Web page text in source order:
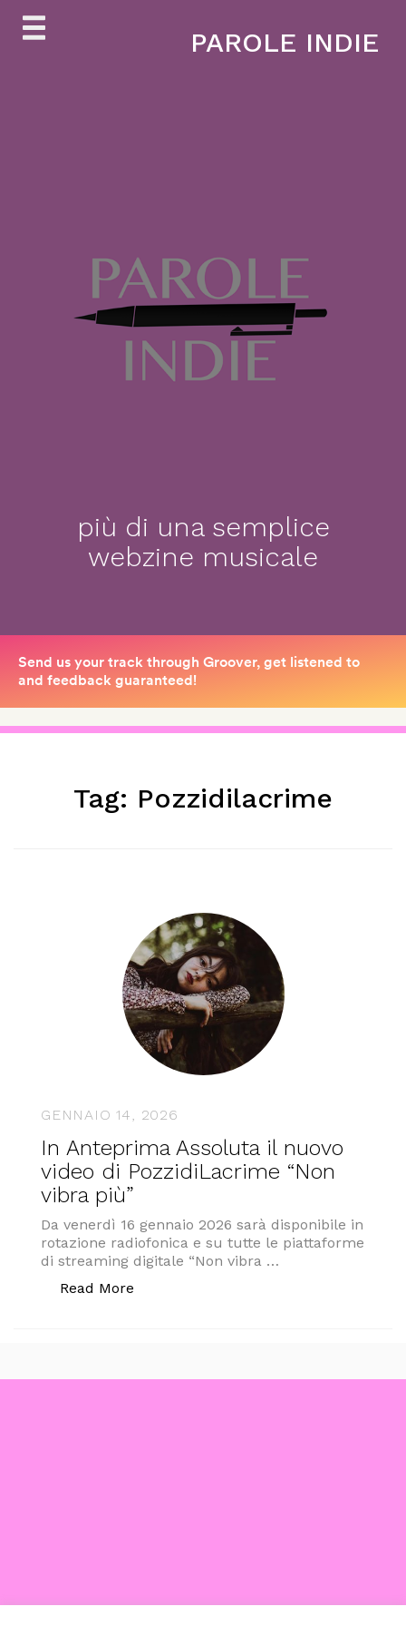
Skip
PAROLE INDIE
più di una semplice
webzine musicale
Tag: Pozzidilacrime
GENNAIO 14, 2026
In Anteprima Assoluta il nuovo
video di PozzidiLacrime “Non
vibra più”
Da venerdì 16 gennaio 2026 sarà disponibile in
rotazione radiofonica e su tutte le piattaforme
di streaming digitale “Non vibra …
Read More